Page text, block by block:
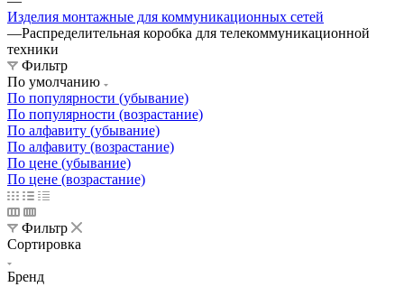
Изделия монтажные для коммуникационных сетей
—Распределительная коробка для телекоммуникационной
техники
Фильтр
По умолчанию
По популярности (убывание)
По популярности (возрастание)
По алфавиту (убывание)
По алфавиту (возрастание)
По цене (убывание)
По цене (возрастание)
Фильтр
Сортировка
Бренд